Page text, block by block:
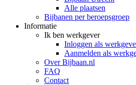
Alle plaatsen
Bijbanen per beroepsgroep
Informatie
Ik ben werkgever
Inloggen als
Aanmelden als
Over Bijbaan.nl
FAQ
Contact